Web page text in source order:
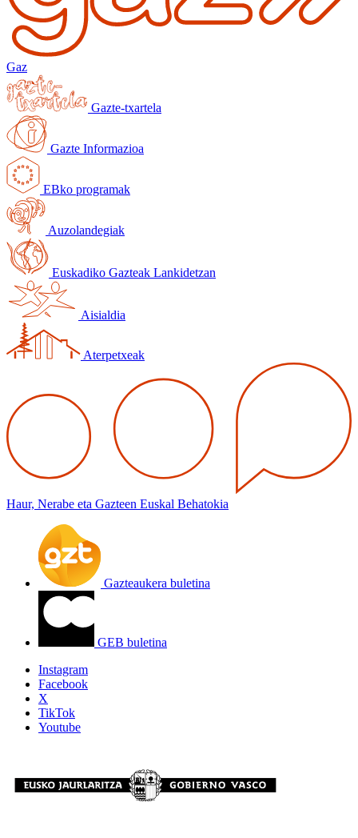
Gaz
Gazte-txartela
Gazte Informazioa
EBko programak
Auzolandegiak
Euskadiko Gazteak Lankidetzan
Aisialdia
Aterpetxeak
Haur, Nerabe eta Gazteen Euskal Behatokia
Gazteaukera buletina
GEB buletina
Instagram
Facebook
X
TikTok
Youtube